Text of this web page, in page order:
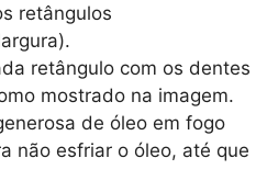
retângulos
retângulo com os dentes
mostrado na imagem.
de óleo em fogo
não esfriar o óleo, até que